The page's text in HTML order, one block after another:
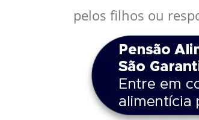
pelos filhos ou